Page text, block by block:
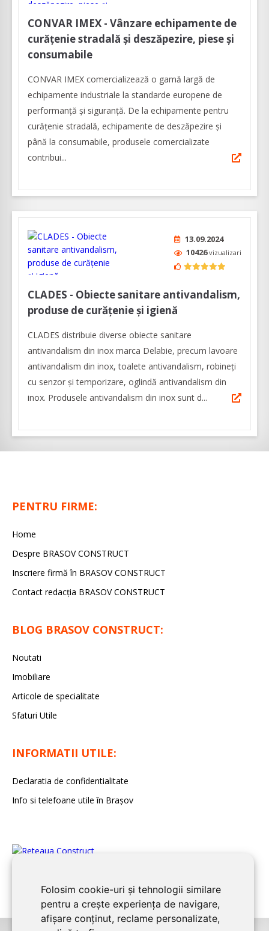
Folosim cookie-uri și tehnologii similare
pentru a crește experiența de navigare,
afișare conținut, reclame personalizate,
CONVAR IMEX - Vânzare echipamente de
curățenie stradală și deszăpezire, piese și
consumabile
CONVAR IMEX comercializează o gamă largă de
echipamente industriale la standarde europene de
performanță și siguranță. De la echipamente pentru
curățenie stradală, echipamente de deszăpezire și
până la consumabile, produsele comercializate
contribui...
13.09.2024
10426vizualizari
CLADES - Obiecte sanitare antivandalism,
produse de curățenie și igienă
CLADES distribuie diverse obiecte sanitare
antivandalism din inox marca Delabie, precum lavoare
antivandalism din inox, toalete antivandalism, robineți
cu senzor și temporizare, oglindă antivandalism din
inox. Produsele antivandalism din inox sunt d...
PENTRU FIRME:
Home
Despre BRASOV CONSTRUCT
Inscriere firmă în BRASOV CONSTRUCT
Contact redacţia BRASOV CONSTRUCT
BLOG BRASOV CONSTRUCT:
Noutati
Imobiliare
Articole de specialitate
Sfaturi Utile
INFORMATII UTILE:
Declaratia de confidentialitate
Info si telefoane utile în Braşov